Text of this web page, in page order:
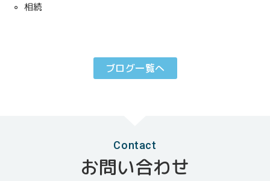
相続
ブログ一覧へ
Contact
お問い合わせ